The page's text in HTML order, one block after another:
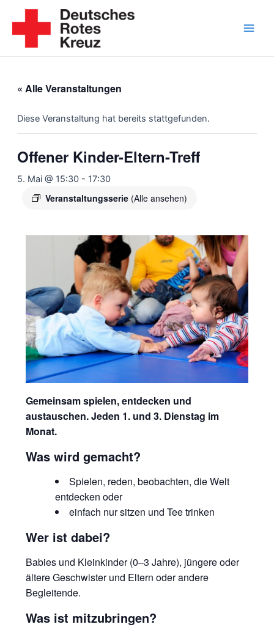
Inhalt
springen
« Alle Veranstaltungen
Diese Veranstaltung hat bereits stattgefunden.
Offener Kinder-Eltern-Treff
5. Mai @ 15:30- 17:30
Veranstaltungsserie (Alle ansehen)
Gemeinsam spielen, entdecken und
austauschen. Jeden 1. und 3. Dienstag im
Monat.
Was wird gemacht?
Spielen, reden, beobachten, die Welt
entdecken oder
einfach nur sitzen und Tee trinken
Wer ist dabei?
Babies und Kleinkinder (0–3 Jahre), jüngere oder
ältere Geschwister und Eltern oder andere
Begleitende.
Was ist mitzubringen?